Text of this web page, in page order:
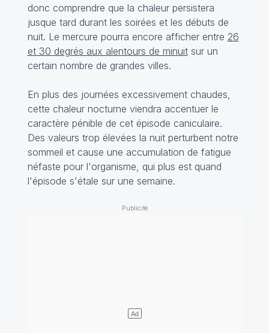
donc comprendre que la chaleur persistera
jusque tard durant les soirées et les débuts de
nuit. Le mercure pourra encore afficher entre 26
et 30 degrés aux alentours de minuitsur un
certain nombre de grandes villes.
En plus des journées excessivement chaudes,
cette chaleur nocturne viendra accentuer le
caractère pénible de cet épisode caniculaire.
Des valeurs trop élevées la nuit perturbent notre
sommeil et cause une accumulation de fatigue
néfaste pour l'organisme, qui plus est quand
l'épisode s'étale sur une semaine.